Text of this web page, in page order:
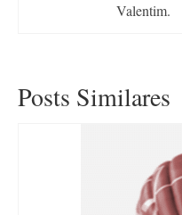
Valentim.
Posts Similares